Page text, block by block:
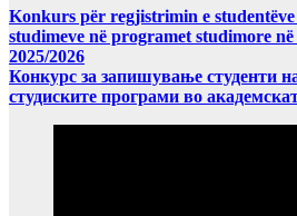
Konkurs për regjistrimin e
studimeve në programet studimore
2025/2026
Конкурс за запишување студенти
студиските програми во